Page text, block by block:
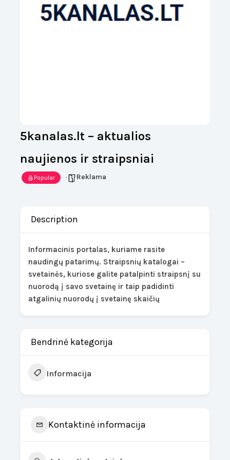
5kanalas.lt – aktualios
naujienos ir straipsniai
Popular Reklama
Description
Informacinis portalas, kuriame rasite
naudingų patarimų. Straipsnių katalogai –
svetainės, kuriose galite patalpinti straipsnį su
nuorodą į savo svetainę ir taip padidinti
atgalinių nuorodų į svetainę skaičių
Bendrinė kategorija
Informacija
Kontaktinė informacija